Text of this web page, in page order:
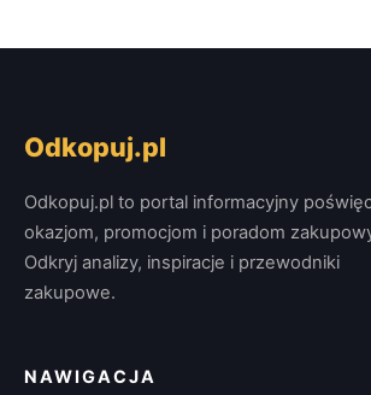
Odkopuj.pl
Odkopuj.pl to portal informacyjny
okazjom, promocjom i poradom
Odkryj analizy, inspiracje i przewodniki
zakupowe.
NAWIGACJA